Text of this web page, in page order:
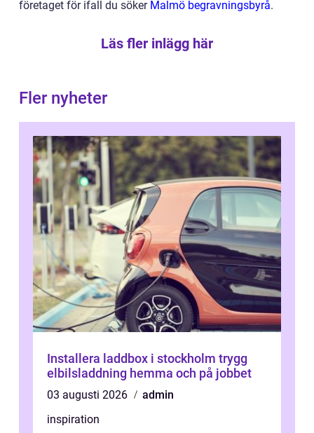
företaget för ifall du söker Malmö begravningsbyrå.
Läs fler inlägg här
Fler nyheter
Installera laddbox i stockholm trygg
elbilsladdning hemma och på jobbet
03 augusti 2026
admin
inspiration